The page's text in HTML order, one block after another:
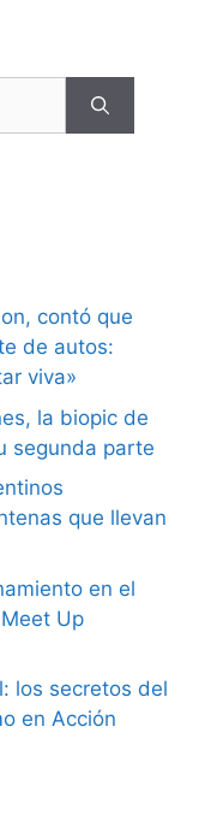
contó que
de autos:
viva»
la biopic de
segunda parte
que llevan
en el
Up
los secretos del
en Acción